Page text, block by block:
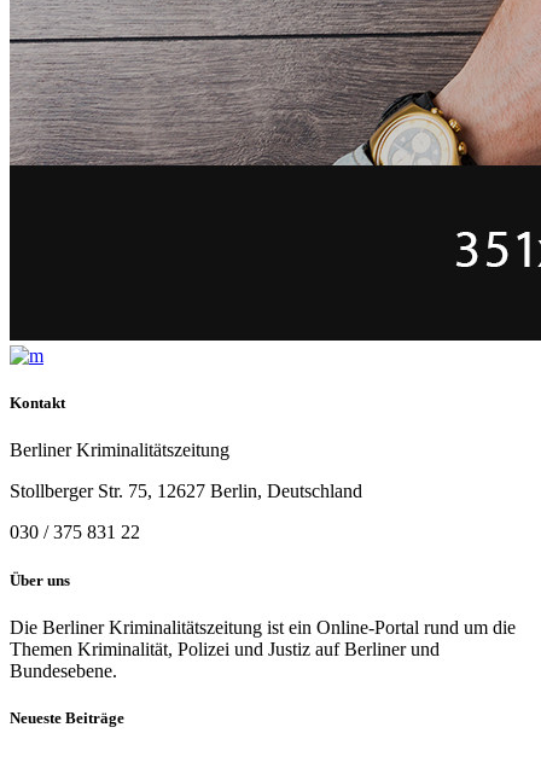
Kontakt
Berliner Kriminalitätszeitung
Stollberger Str. 75, 12627 Berlin, Deutschland
030 / 375 831 22
Über uns
Die Berliner Kriminalitätszeitung ist ein Online-Portal rund um die
Themen Kriminalität, Polizei und Justiz auf Berliner und
Bundesebene.
Neueste Beiträge